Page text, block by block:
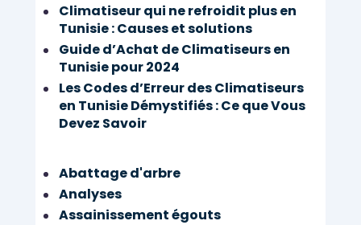
Climatiseur qui ne refroidit plus en
Tunisie : Causes et solutions
Guide d’Achat de Climatiseurs en
Tunisie pour 2024
Les Codes d’Erreur des Climatiseurs
en Tunisie Démystifiés : Ce que Vous
Devez Savoir
Abattage d'arbre
Analyses
Assainissement égouts